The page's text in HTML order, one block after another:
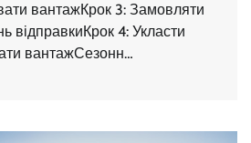
вантажКрок 3: Замовляти
відправкиКрок 4: Укласти
вантажСезонн…